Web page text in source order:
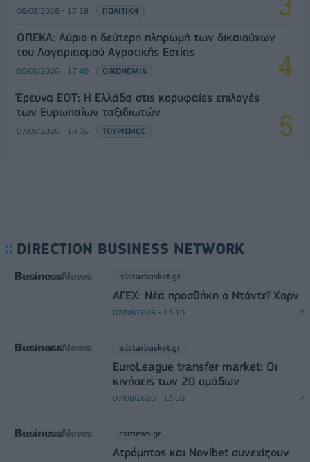
06/08/2026 - 17:18 ΠΟΛΙΤΙΚΗ
ΟΠΕΚΑ: Αύριο η δεύτερη πληρωμή των δικαιούχων
του Λογαριασμού Αγροτικής Εστίας
06/08/2026 - 17:40 ΟΙΚΟΝΟΜΙΑ
Έρευνα ΕΟΤ: Η Ελλάδα στις κορυφαίες επιλογές
των Ευρωπαίων ταξιδιωτών
07/08/2026 - 10:56 ΤΟΥΡΙΣΜΟΣ
DIRECTION BUSINESS NETWORK
allstarbasket.gr
ΑΓΕΧ: Νέα προσθήκη ο Ντόντεϊ Χορν
07/08/2026 - 13:10
allstarbasket.gr
EuroLeague transfer market: Οι
κινήσεις των 20 ομάδων
07/08/2026 - 13:09
csrnews.gr
Ατρόμητος και Novibet συνεχίζουν